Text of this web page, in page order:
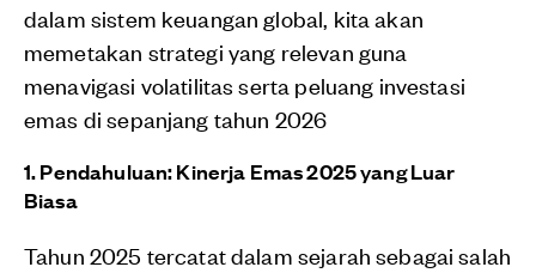
dalam sistem keuangan global, kita akan
memetakan strategi yang relevan guna
menavigasi volatilitas serta peluang investasi
emas di sepanjang tahun 2026
1. Pendahuluan: Kinerja Emas 2025 yang Luar
Biasa
Tahun 2025 tercatat dalam sejarah sebagai salah